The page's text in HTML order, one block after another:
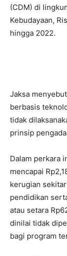
(CDM) di
Kebudayaan,
hingga 2022.
Jaksa
berbasis
tidak
prinsip
Dalam perkara
mencapai
kerugian
pendidikan
atau setara
dinilai tidak
bagi program